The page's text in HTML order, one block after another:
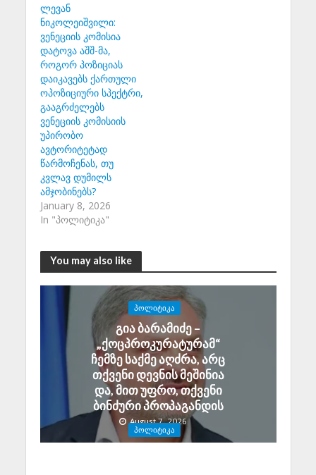
ლევან
ნიკოლეიშვილი:
ვენეციის კომისია
დატოვა აშშ-მა,
როგორ პოზიციას
დაიკავებს ქართული
ოპოზიციური სპექტრი,
გააგრძელებს
ვენეციის კომისიის
უპირობო
ავტორიტეტად
წარმოჩენას, თუ
კვლავ დუმილს
ამჯობინებს?
January 8, 2026
In "პოლიტიკა"
You may also like
ᲞᲝᲚᲘᲢᲘᲙᲐ
გია ბარამიძე –
„ქოცპროკურატურამ“
ჩემზე საქმე აღძრა, არც
თქვენი დევნის მეშინია
და, მით უფრო, თქვენი
ბინძური პროპაგანდის
August 7, 2026
ᲞᲝᲚᲘᲢᲘᲙᲐ